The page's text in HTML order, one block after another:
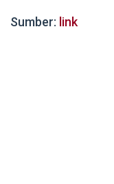
Sumber: link